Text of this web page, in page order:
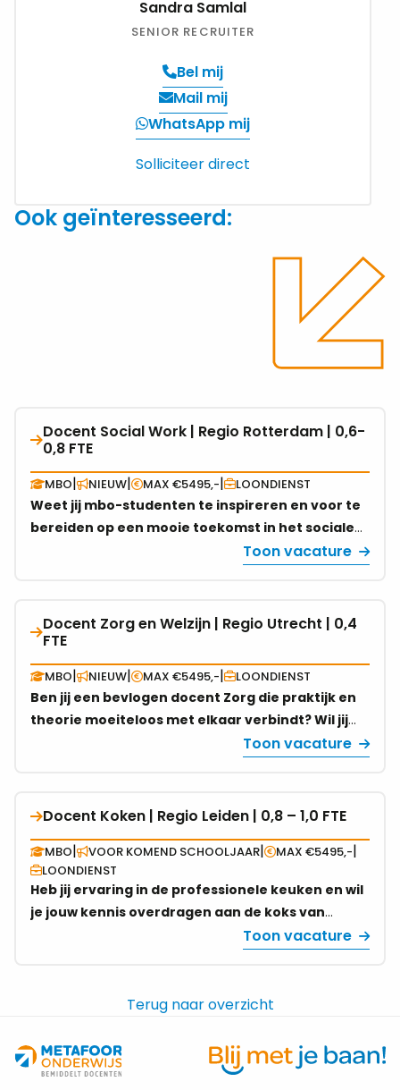
Sandra Samlal
SENIOR RECRUITER
Bel mij
Verzend
een
email
Mail mij
WhatsApp mij
Solliciteer direct
Ook geïnteresseerd:
Docent Social Work | Regio Rotterdam | 0,6-
0,8 FTE
MBO| NIEUW| MAX €5495,-| LOONDIENST
Weet jij mbo-studenten te inspireren en voor te
bereiden op een mooie toekomst in het sociale
domein? Ben jij in het bezit van een
op deze functie van docent social work in regio
Rotterdam voor 0,6-0,8 fte!
Toon vacature
Bekijk
vacature
over
Docent
Social
0,6-
0,8
FTE
Docent Zorg en Welzijn | Regio Utrecht | 0,4
FTE
MBO| NIEUW| MAX €5495,-| LOONDIENST
Ben jij een bevlogen docent Zorg die praktijk en
theorie moeiteloos met elkaar verbindt? Wil jij
jouw kennis en ervaring inzetten om studenten
(0,4 FTE) die vanaf 7 september aan de slag wil
de opleiding Dienstverlener Helpende Zorg en
Welzijn (niveau 2, BOL).
Toon vacature
Bekijk
vacature
over
Docent
Zorg
Utrecht
|
0,4
FTE
Docent Koken | Regio Leiden | 0,8 – 1,0 FTE
MBO| VOOR KOMEND SCHOOLJAAR| MAX €5495,-|
LOONDIENST
Heb jij ervaring in de professionele keuken en wil
je jouw kennis overdragen aan de koks van
morgen? Voor een mbo-instelling in regio Leiden
horecaprofessionals en solliciteer vandaag nog.
Toon vacature
Bekijk
vacature
over
Docent
Koken
|
1,0
FTE
Terug naar overzicht